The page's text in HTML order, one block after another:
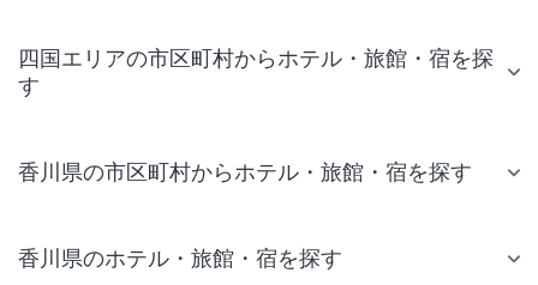
四国エリアの市区町村からホテル・旅館・宿を探
す
香川県の市区町村からホテル・旅館・宿を探す
香川県のホテル・旅館・宿を探す